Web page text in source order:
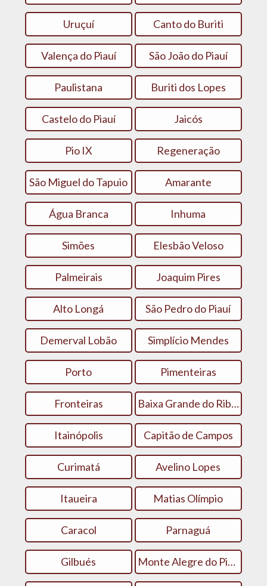
Uruçuí Canto do Buriti
Valença do Piauí São João do Piauí
Paulistana Buriti dos Lopes
Castelo do Piauí Jaicós
Pio IX Regeneração
São Miguel do Tapuio Amarante
Água Branca Inhuma
Simões Elesbão Veloso
Palmeirais Joaquim Pires
Alto Longá São Pedro do Piauí
Demerval Lobão Simplício Mendes
Porto Pimenteiras
Fronteiras Baixa Grande do Ribeiro
Itainópolis Capitão de Campos
Curimatá Avelino Lopes
Itaueira Matias Olímpio
Caracol Parnaguá
Gilbués Monte Alegre do Piauí